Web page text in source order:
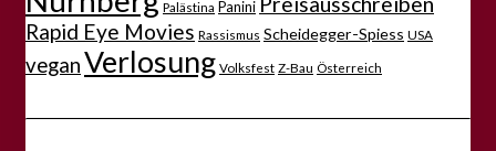
Palästina Panini
Rapid Eye Movies Rassismus Scheidegger-Spiess USA
veganVerlosung Volksfest Z-Bau Österreich